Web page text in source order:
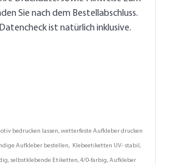
Sie nach dem Bestellabschluss.
ist natürlich inklusive.
bedrucken lassen, wetterfeste Aufkleber drucken
Aufkleber bestellen, Klebeetiketten UV- stabil,
selbstklebende Etiketten, 4/0-farbig, Aufkleber